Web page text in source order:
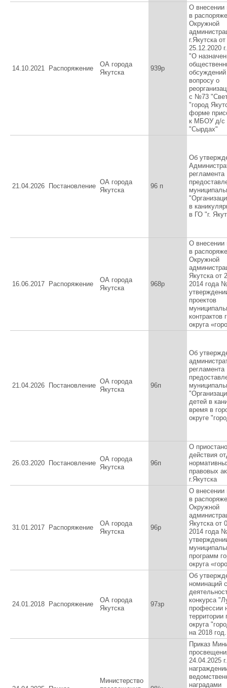
14.10.2021 Распоряжение
ОА города
Якутска
939р
О внесении
в
Окружной
г.Якутска от
25.12.2020
"О
вопросу о
с №73
"город
форме
к МБОУ д/
"Сырдах"
21.04.2026 Постановление
ОА города
Якутска
96 п
Об
регламента
в
в ГО "г.
16.06.2017 Распоряжение
ОА города
Якутска
968р
О внесении
в
Окружной
Якутска от
2014 года
проектов
контрактов
округа
21.04.2026 Постановление
ОА города
Якутска
96п
Об
регламента
детей в
время в
округе
26.03.2020 Постановление
ОА города
Якутска
96п
О
действия
правовых
г.Якутска
31.01.2017 Распоряжение
ОА города
Якутска
96р
О внесении
в
Окружной
Якутска от
2014 года
программ
округа
24.01.2018 Распоряжение
ОА города
Якутска
97зр
Об
номинаций
конкурса
профессии
территории
округа
на 2018 год.
Министерство
Приказ
24.04.2025
наградами